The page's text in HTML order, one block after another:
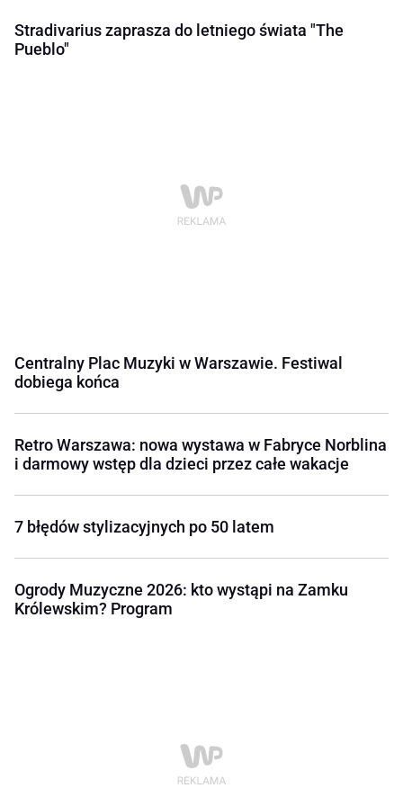
Stradivarius zaprasza do letniego świata "The
Pueblo"
Centralny Plac Muzyki w Warszawie. Festiwal
dobiega końca
Retro Warszawa: nowa wystawa w Fabryce Norblina
i darmowy wstęp dla dzieci przez całe wakacje
7 błędów stylizacyjnych po 50 latem
Ogrody Muzyczne 2026: kto wystąpi na Zamku
Królewskim? Program